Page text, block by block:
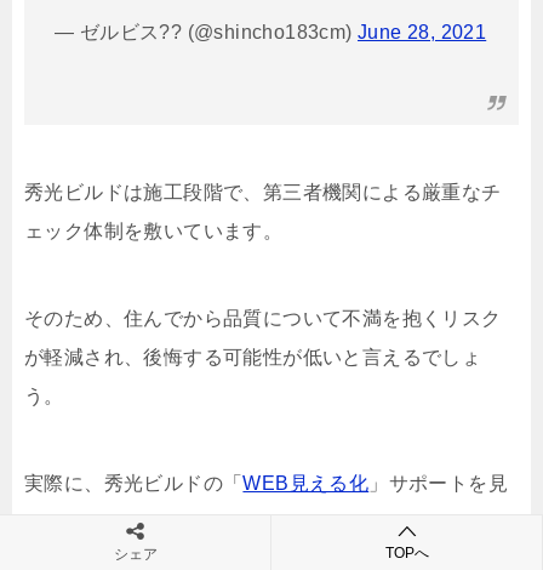
— ゼルビス?? (@shincho183cm)June 28, 2021
秀光ビルドは施工段階で、第三者機関による厳重なチ
ェック体制を敷いています。
そのため、住んでから品質について不満を抱くリスク
が軽減され、後悔する可能性が低いと言えるでしょ
う。
実際に、秀光ビルドの「WEB見える化 」サポートを見
シェア TOPへ